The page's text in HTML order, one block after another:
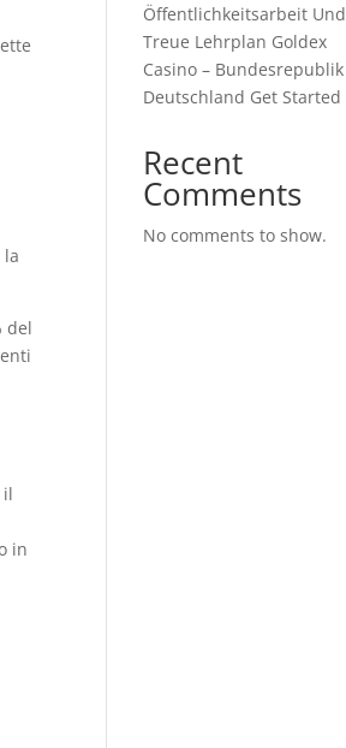
del
il
in
Öffentlichkeitsarbeit Und
Treue Lehrplan Goldex
Casino – Bundesrepublik
Deutschland Get Started
Recent
Comments
No comments to show.